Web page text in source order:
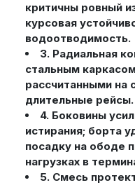
критичны ровный
курсовая
водоотводимость.
3. Радиальная
стальным
рассчитанными на
длительные рейсы.
4. Боковины
истирания; борта
посадку на ободе
нагрузках в
5. Смесь